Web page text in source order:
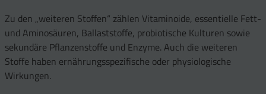
Zu den „weiteren Stoffen“ zählen Vitaminoide, essentielle Fett-
und Aminosäuren, Ballaststoffe, probiotische Kulturen sowie
sekundäre Pflanzenstoffe und Enzyme. Auch die weiteren
Stoffe haben ernährungsspezifische oder physiologische
Wirkungen.